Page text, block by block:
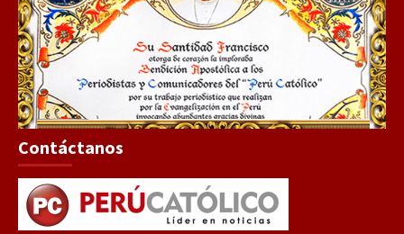
Contáctanos